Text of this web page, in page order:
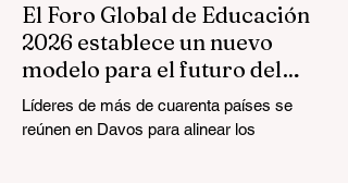
El Foro Global de Educación
2026 establece un nuevo
modelo para el futuro del
aprendizaje
Líderes de más de cuarenta países se
reúnen en Davos para alinear los